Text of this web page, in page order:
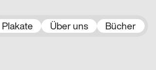
Plakate Über uns Bücher